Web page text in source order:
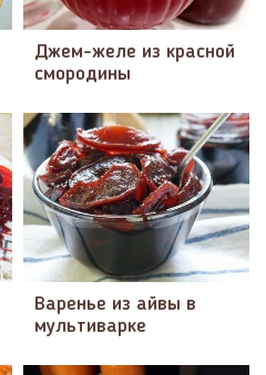
Джем-желе из красной
смородины
Варенье из айвы в
мультиварке